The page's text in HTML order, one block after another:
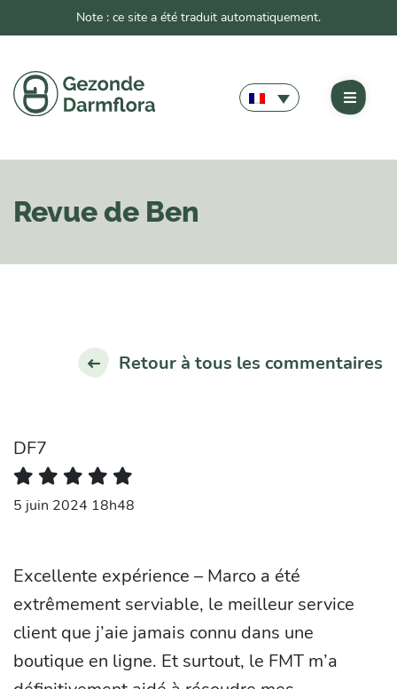
Note : ce site a été traduit automatiquement.
Revue de Ben
Retour à tous les commentaires
DF7
5 juin 2024 18h48
Excellente expérience – Marco a été
extrêmement serviable, le meilleur service
client que j’aie jamais connu dans une
boutique en ligne. Et surtout, le FMT m’a